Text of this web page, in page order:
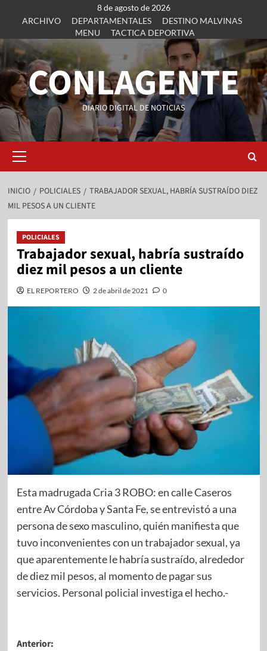
8 de agosto de 2026
ARCHIVO
DEPARTAMENTALES
DESTINO MALVINAS
MENU
TACTICA DEPORTIVA
CONLAGENTE
DIARIO DIGITAL DE NOTICIAS
INICIO POLICIALES
TRABAJADOR SEXUAL, HABRÍA SUSTRAÍDO DIEZ
MIL PESOS A UN CLIENTE
POLICIALES
Trabajador sexual, habría sustraído
diez mil pesos a un cliente
EL REPORTERO 2 de abril de 2021 0
Esta madrugada Cria 3 ROBO: en calle Caseros
entre Av Córdoba y Santa Fe, se entrevistó a una
persona de sexo masculino, quién manifiesta que
tuvo inconvenientes con un trabajador sexual, ya
que aparentemente le habría sustraído, alrededor
de diez mil pesos, al momento de pagar sus
servicios. Personal policial investiga el hecho.-​
Anterior: